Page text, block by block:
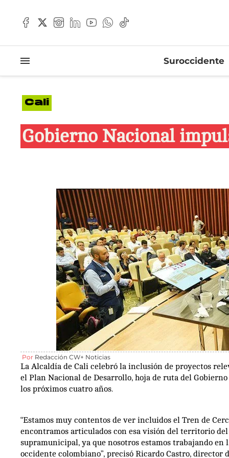
Suroccidente
Cali
Gobierno Nacional
Por Redacción CW+ Noticias
La Alcaldía de Cali celebró la inclusión de proyectos
el Plan Nacional de Desarrollo, hoja de ruta del
los próximos cuatro años.
“Estamos muy contentos de ver incluidos el Tren de
encontramos articulados con esa visión del territorio
supramunicipal, ya que nosotros estamos trabajando
occidente colombiano”, precisó Ricardo Castro, director